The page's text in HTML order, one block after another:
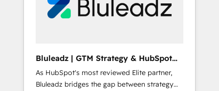
部・グループ会社・部門が分立する組織で、デ
ータと業務プロセスのサイロ化を、CRMを軸と
ら、GTMの見える化・自動化まで。全Hub統合
運用、データ品質設計、グループ横断のCRM統
合に対応します。 2️⃣ AIエージェント組織構築
Bluleadz | GTM Strategy & HubSpot
Implementation
As HubSpot's most reviewed Elite partner,
Bluleadz bridges the gap between strategy